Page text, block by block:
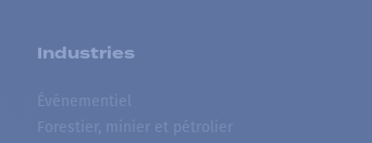
Industries
Événementiel
Forestier, minier et pétrolier